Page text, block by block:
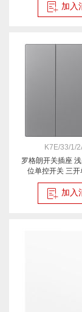
加入
K7E/33/1/
罗格朗开关插座
位单控开关 三
加入